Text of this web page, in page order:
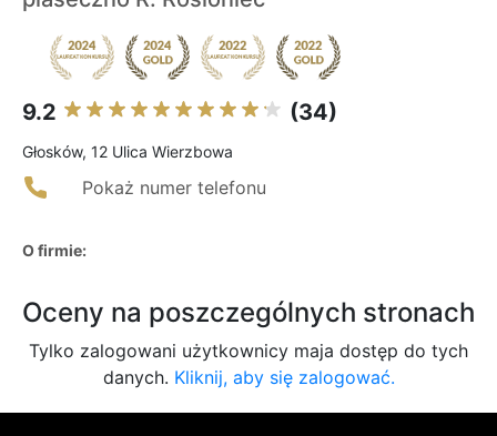
9.2 (34)
Głosków, 12 Ulica Wierzbowa
Pokaż numer telefonu
O firmie:
Oceny na poszczególnych stronach
Tylko zalogowani użytkownicy maja dostęp do tych
danych. Kliknij, aby się zalogować.